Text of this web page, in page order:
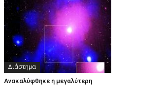
Διάστημα
Ανακαλύφθηκε η μεγαλύτερη